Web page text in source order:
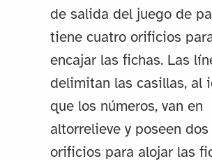
de salida del juego de
tiene cuatro orificios
encajar las fichas. Las
delimitan las casillas, al
que los números, van en
altorrelieve y poseen dos
orificios para alojar las